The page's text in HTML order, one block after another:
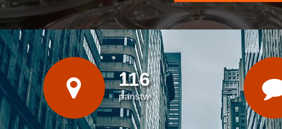
116
państw